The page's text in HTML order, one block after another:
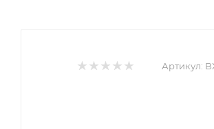
Артикул: